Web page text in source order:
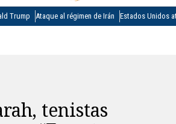
Trump Ataque al régimen de Irán Estados Unidos
tenistas